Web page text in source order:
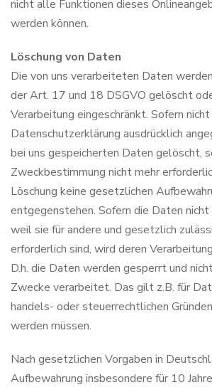
nicht alle Funktionen dieses
werden können.
Löschung von Daten
Die von uns verarbeiteten Daten
der Art. 17 und 18 DSGVO gelöscht
Verarbeitung eingeschränkt. Sofern
Datenschutzerklärung ausdrücklich
bei uns gespeicherten Daten gelöscht,
Zweckbestimmung nicht mehr
Löschung keine gesetzlichen
entgegenstehen. Sofern die Daten
weil sie für andere und gesetzlich
erforderlich sind, wird deren
D.h. die Daten werden gesperrt und
Zwecke verarbeitet. Das gilt z.B. für
handels- oder steuerrechtlichen
werden müssen.
Nach gesetzlichen Vorgaben in
Aufbewahrung insbesondere für 10